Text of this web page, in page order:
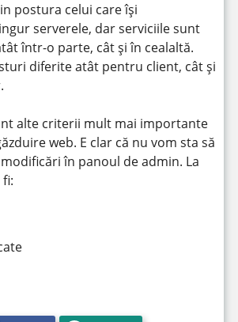
postura celui care își
serverele, dar serviciile sunt
într-o parte, cât și în cealaltă.
diferite atât pentru client, cât și
alte criterii mult mai importante
web. E clar că nu vom sta să
în panoul de admin. La